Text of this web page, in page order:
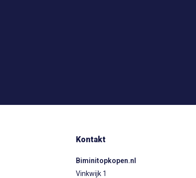
Kontakt
Biminitopkopen.nl
Vinkwijk 1